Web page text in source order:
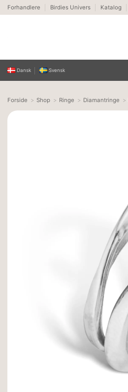
Fortsæt
til
Forhandlere Birdies Univers Katalog
Dansk Svensk
Forside Shop Ringe Diamantringe